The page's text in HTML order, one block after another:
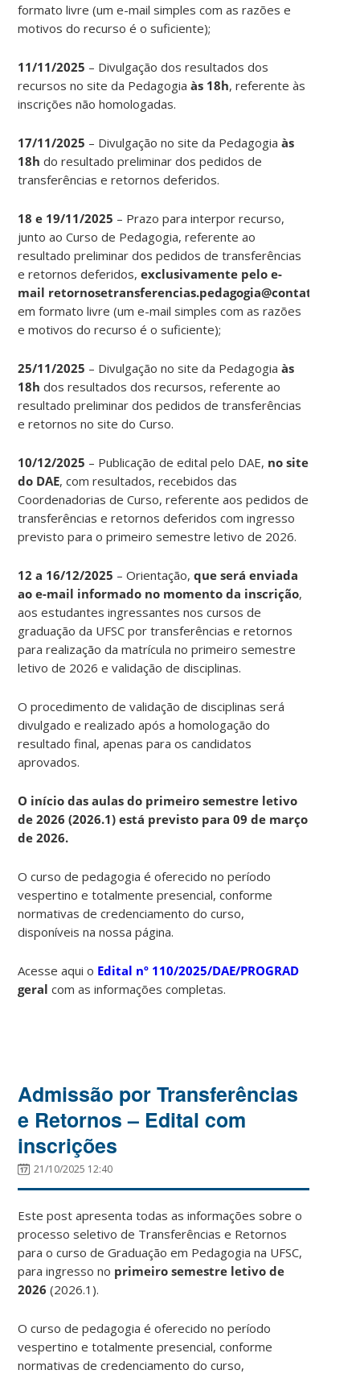
formato livre (um e-mail simples com as razões e
motivos do recurso é o suficiente);
11/11/2025 – Divulgação dos resultados dos
recursos no site da Pedagogiaàs 18h, referente às
inscrições não homologadas.
17/11/2025 – Divulgação no site da Pedagogiaàs
18h do resultado preliminar dos pedidos de
transferências e retornos deferidos.
18 e 19/11/2025 – Prazo para interpor recurso,
junto ao Curso de Pedagogia, referente ao
resultado preliminar dos pedidos de transferências
e retornos deferidos,exclusivamente pelo e-
mail
em formato livre (um e-mail simples com as razões
e motivos do recurso é o suficiente);
25/11/2025 – Divulgação no site da Pedagogiaàs
18h dos resultados dos recursos, referente ao
resultado preliminar dos pedidos de transferências
e retornos no site do Curso.
10/12/2025 – Publicação de edital pelo DAE, no site
do DAE, com resultados, recebidos das
Coordenadorias de Curso, referente aos pedidos de
transferências e retornos deferidos com ingresso
previsto para o primeiro semestre letivo de 2026.
12 a 16/12/2025 – Orientação, que será enviada
ao e-mail informado no momento da inscrição,
aos estudantes ingressantes nos cursos de
graduação da UFSC por transferências e retornos
para realização da matrícula no primeiro semestre
letivo de 2026 e validação de disciplinas.
O procedimento de validação de disciplinas será
divulgado e realizado após a homologação do
resultado final, apenas para os candidatos
aprovados.
O início das aulas do primeiro semestre letivo
de 2026 (2026.1) está previsto para 09 de março
de 2026.
O curso de pedagogia é oferecido no período
vespertino e totalmente presencial, conforme
normativas de credenciamento do curso,
disponíveis na nossa página.
Acesse aqui o Edital nº 110/2025/DAE/PROGRAD
geralcom as informações completas.
Admissão por Transferências
e Retornos – Edital com
inscrições
21/10/2025 12:40
Este post apresenta todas as informações sobre o
processo seletivo de Transferências e Retornos
para o curso de Graduação em Pedagogia na UFSC,
para ingresso no primeiro semestre letivo de
2026 (2026.1).
O curso de pedagogia é oferecido no período
vespertino e totalmente presencial, conforme
normativas de credenciamento do curso,